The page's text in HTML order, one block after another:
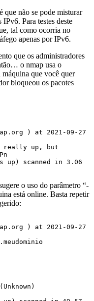
que não se pode misturar
Para testes deste
tal como ocorria no
apenas por IPv6.
que os administradores
o nmap usa o
que você quer
bloqueou os pacotes
) at 2021-09-27
really up, but
up) scanned in 3.06
o uso do parâmetro “-
está online. Basta repetir
) at 2021-09-27